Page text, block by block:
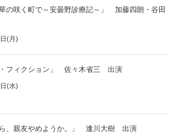
の咲く町で～安曇野診療記～」 加藤四朗・谷田
(月)
・フィクション」 佐々木省三 出演
(水)
ら、親友やめようか。」 逢川大樹 出演